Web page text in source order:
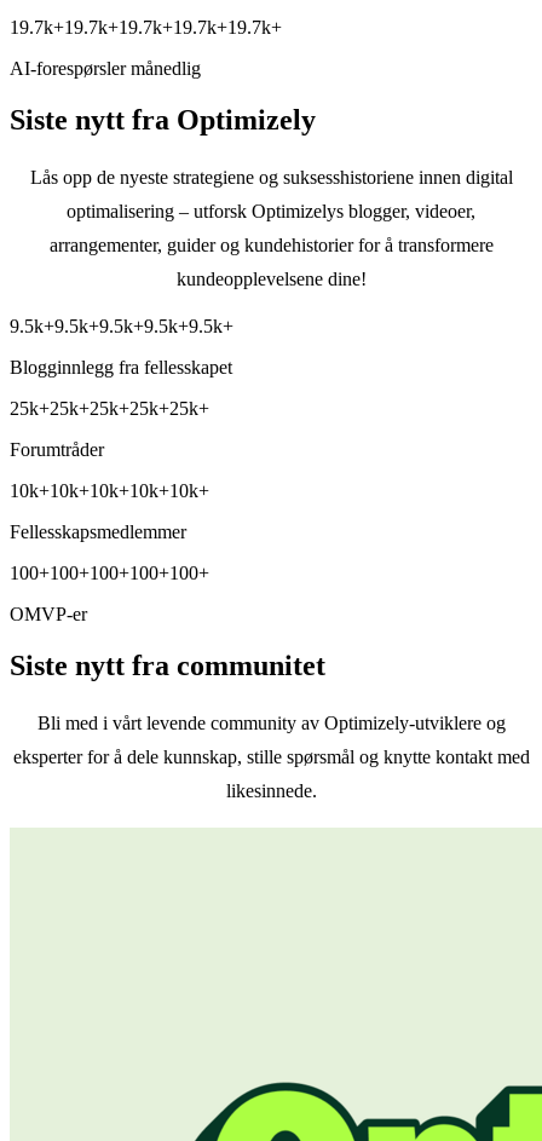
19.7k+19.7k+19.7k+19.7k+19.7k+
AI-forespørsler månedlig
Siste nytt fra Optimizely
Lås opp de nyeste strategiene og suksesshistoriene innen digital
optimalisering – utforsk Optimizelys blogger, videoer,
arrangementer, guider og kundehistorier for å transformere
kundeopplevelsene dine!
9.5k+9.5k+9.5k+9.5k+9.5k+
Blogginnlegg fra fellesskapet
25k+25k+25k+25k+25k+
Forumtråder
10k+10k+10k+10k+10k+
Fellesskapsmedlemmer
100+100+100+100+100+
OMVP-er
Siste nytt fra communitet
Bli med i vårt levende community av Optimizely-utviklere og
eksperter for å dele kunnskap, stille spørsmål og knytte kontakt med
likesinnede.